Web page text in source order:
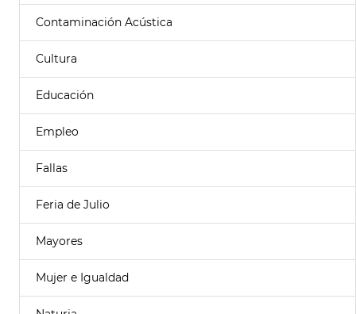
Contaminación Acústica
Cultura
Educación
Empleo
Fallas
Feria de Julio
Mayores
Mujer e Igualdad